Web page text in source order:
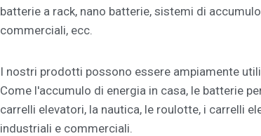
batterie a rack, nano batterie, sistemi di
commerciali, ecc.
I nostri prodotti possono essere ampiamente
Come l'accumulo di energia in casa, le batterie
carrelli elevatori, la nautica, le roulotte, i carrelli
industriali e commerciali.